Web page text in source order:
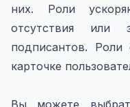
них. Роли
отсутствия или
подписантов. Роли
карточке
Вы можете